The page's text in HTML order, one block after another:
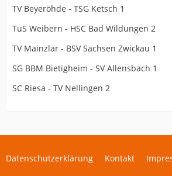
TV Beyeröhde - TSG Ketsch 1
TuS Weibern - HSC Bad Wildungen 2
TV Mainzlar - BSV Sachsen Zwickau 1
SG BBM Bietigheim - SV Allensbach 1
SC Riesa - TV Nellingen 2
Datenschutzerklärung Kontakt